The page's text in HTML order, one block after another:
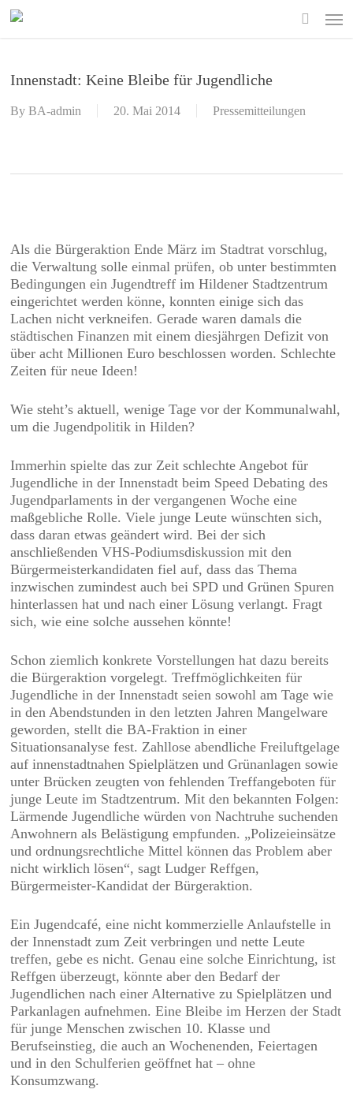
Skip
Innenstadt: Keine Bleibe für Jugendliche
By BA-admin 20. Mai 2014 Pressemitteilungen
Als die Bürgeraktion Ende März im Stadtrat vorschlug,
die Verwaltung solle einmal prüfen, ob unter bestimmten
Bedingungen ein Jugendtreff im Hildener Stadtzentrum
eingerichtet werden könne, konnten einige sich das
Lachen nicht verkneifen. Gerade waren damals die
städtischen Finanzen mit einem diesjährgen Defizit von
über acht Millionen Euro beschlossen worden. Schlechte
Zeiten für neue Ideen!
Wie steht’s aktuell, wenige Tage vor der Kommunalwahl,
um die Jugendpolitik in Hilden?
Immerhin spielte das zur Zeit schlechte Angebot für
Jugendliche in der Innenstadt beim Speed Debating des
Jugendparlaments in der vergangenen Woche eine
maßgebliche Rolle. Viele junge Leute wünschten sich,
dass daran etwas geändert wird. Bei der sich
anschließenden VHS-Podiumsdiskussion mit den
Bürgermeisterkandidaten fiel auf, dass das Thema
inzwischen zumindest auch bei SPD und Grünen Spuren
hinterlassen hat und nach einer Lösung verlangt. Fragt
sich, wie eine solche aussehen könnte!
Schon ziemlich konkrete Vorstellungen hat dazu bereits
die Bürgeraktion vorgelegt. Treffmöglichkeiten für
Jugendliche in der Innenstadt seien sowohl am Tage wie
in den Abendstunden in den letzten Jahren Mangelware
geworden, stellt die BA-Fraktion in einer
Situationsanalyse fest. Zahllose abendliche Freiluftgelage
auf innenstadtnahen Spielplätzen und Grünanlagen sowie
unter Brücken zeugten von fehlenden Treffangeboten für
junge Leute im Stadtzentrum. Mit den bekannten Folgen:
Lärmende Jugendliche würden von Nachtruhe suchenden
Anwohnern als Belästigung empfunden. „Polizeieinsätze
und ordnungsrechtliche Mittel können das Problem aber
nicht wirklich lösen“, sagt Ludger Reffgen,
Bürgermeister-Kandidat der Bürgeraktion.
Ein Jugendcafé, eine nicht kommerzielle Anlaufstelle in
der Innenstadt zum Zeit verbringen und nette Leute
treffen, gebe es nicht. Genau eine solche Einrichtung, ist
Reffgen überzeugt, könnte aber den Bedarf der
Jugendlichen nach einer Alternative zu Spielplätzen und
Parkanlagen aufnehmen. Eine Bleibe im Herzen der Stadt
für junge Menschen zwischen 10. Klasse und
Berufseinstieg, die auch an Wochenenden, Feiertagen
und in den Schulferien geöffnet hat – ohne
Konsumzwang.